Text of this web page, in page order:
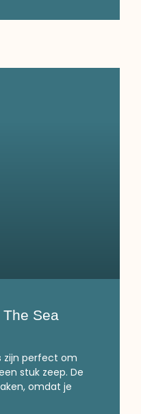
Sea
zijn perfect om
stuk zeep. De
omdat je